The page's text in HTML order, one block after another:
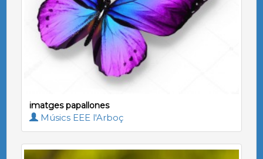
imatges papallones
Músics EEE l'Arboç